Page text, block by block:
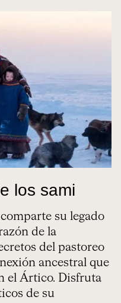
los sami
su legado
de la
del pastoreo
ancestral que
el Ártico. Disfruta
de su